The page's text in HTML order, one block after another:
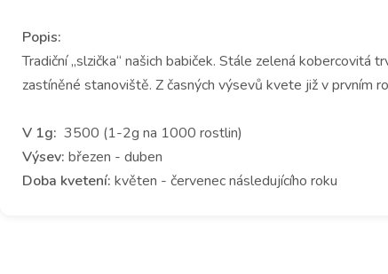
Popis:
Tradiční „slzička“ našich babiček. Stále zelená
zastíněné stanoviště. Z časných výsevů kvete již v prvním
V 1g: 3500 (1-2g na 1000 rostlin)
Výsev: březen - duben
Doba kvetení: květen - červenec následujícího roku